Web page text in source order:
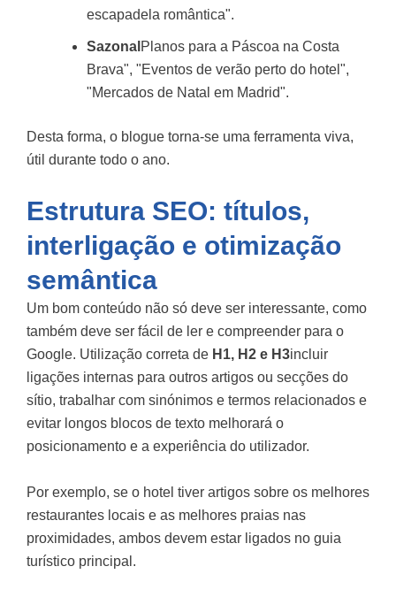
escapadela romântica".
Sazonal Planos para a Páscoa na Costa
Brava", "Eventos de verão perto do hotel",
"Mercados de Natal em Madrid".
Desta forma, o blogue torna-se uma ferramenta viva,
útil durante todo o ano.
Estrutura SEO: títulos,
interligação e otimização
semântica
Um bom conteúdo não só deve ser interessante, como
também deve ser fácil de ler e compreender para o
Google. Utilização correta de H1, H2 e H3incluir
ligações internas para outros artigos ou secções do
sítio, trabalhar com sinónimos e termos relacionados e
evitar longos blocos de texto melhorará o
posicionamento e a experiência do utilizador.
Por exemplo, se o hotel tiver artigos sobre os melhores
restaurantes locais e as melhores praias nas
proximidades, ambos devem estar ligados no guia
turístico principal.